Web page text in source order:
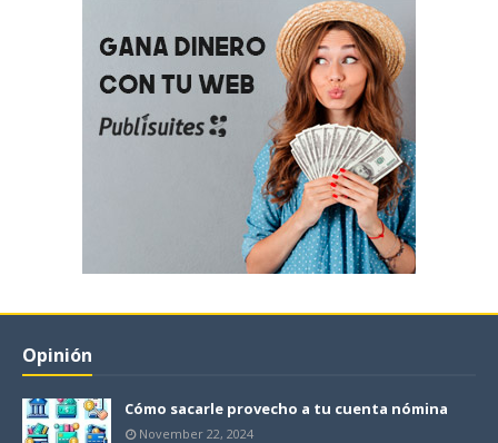
Opinión
Cómo sacarle provecho a tu cuenta nómina
November 22, 2024